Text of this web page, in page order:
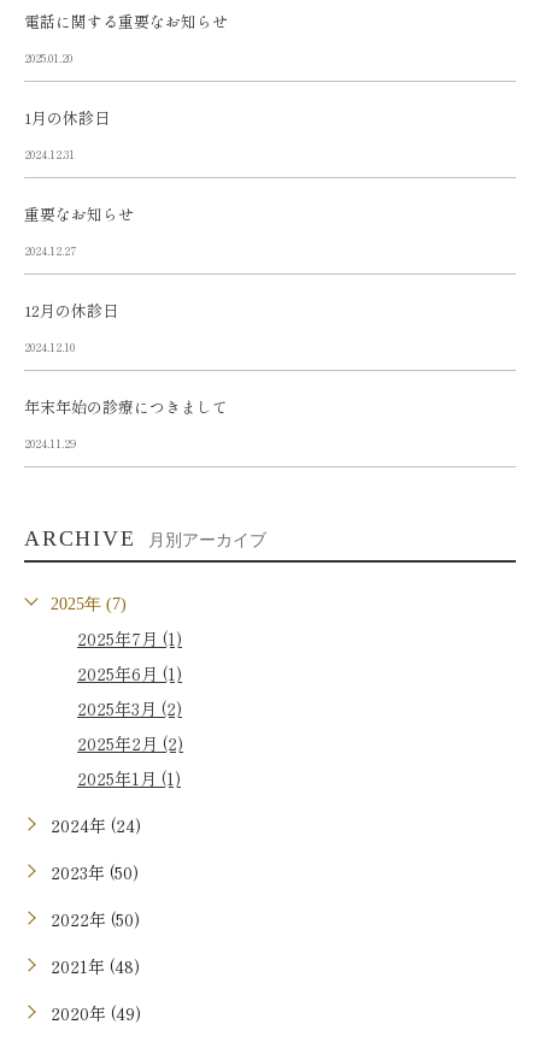
電話に関する重要なお知らせ
2025.01.20
1月の休診日
2024.12.31
重要なお知らせ
2024.12.27
12月の休診日
2024.12.10
年末年始の診療につきまして
2024.11.29
ARCHIVE 月別アーカイブ
2025年 (7)
2025年7月 (1)
2025年6月 (1)
2025年3月 (2)
2025年2月 (2)
2025年1月 (1)
2024年 (24)
2023年 (50)
2022年 (50)
2021年 (48)
2020年 (49)